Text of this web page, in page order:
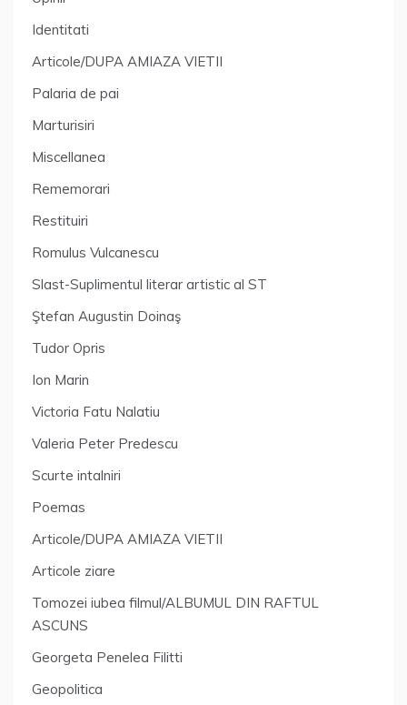
Identitati
Articole/DUPA AMIAZA VIETII
Palaria de pai
Marturisiri
Miscellanea
Rememorari
Restituiri
Romulus Vulcanescu
Slast-Suplimentul literar artistic al ST
Ştefan Augustin Doinaş
Tudor Opris
Ion Marin
Victoria Fatu Nalatiu
Valeria Peter Predescu
Scurte intalniri
Poemas
Articole/DUPA AMIAZA VIETII
Articole ziare
Tomozei iubea filmul/ALBUMUL DIN RAFTUL
ASCUNS
Georgeta Penelea Filitti
Geopolitica